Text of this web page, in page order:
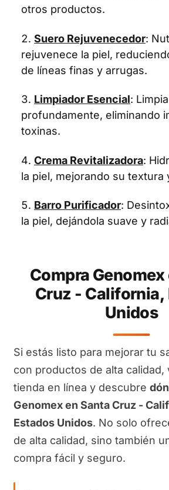
otros productos.
Suero Rejuvenecedor:
rejuvenece la piel,
de líneas finas y arrugas.
Limpiador Esencial: Limpia
profundamente, eliminando
toxinas.
Crema Revitalizadora:
la piel, mejorando su textura
Barro Purificador:
la piel, dejándola suave y
Compra Genomex
Cruz - California,
Unidos
Si estás listo para mejorar tu
con productos de alta calidad,
tienda en línea y descubre
Genomex en Santa Cruz -
Estados Unidos. No solo
de alta calidad, sino también
compra fácil y seguro.